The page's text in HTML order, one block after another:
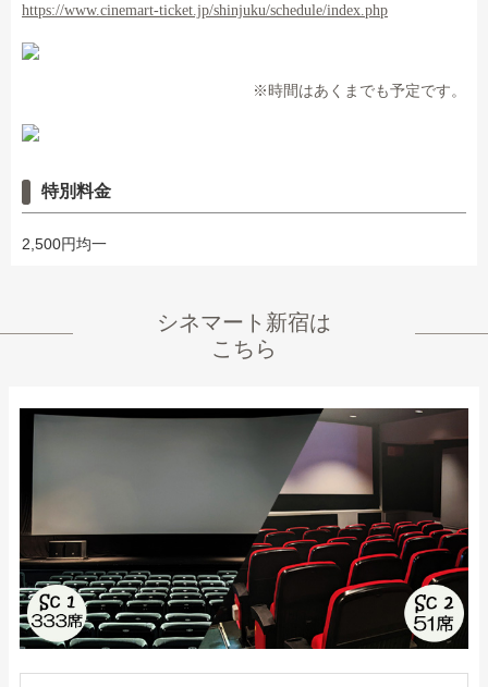
https://www.cinemart-ticket.jp/shinjuku/schedule/index.php
※時間はあくまでも予定です。
特別料金
2,500円均一
シネマート新宿は
こちら